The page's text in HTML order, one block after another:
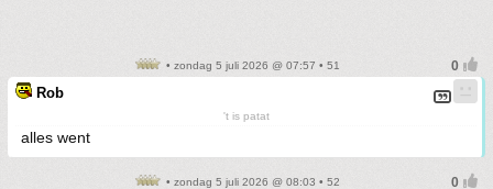
• zondag 5 juli 2026 @ 07:57 • 51
Rob
't is patat
alles went
• zondag 5 juli 2026 @ 08:03 • 52